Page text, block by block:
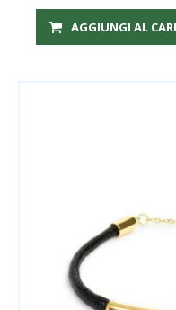
AGGIUNGI AL